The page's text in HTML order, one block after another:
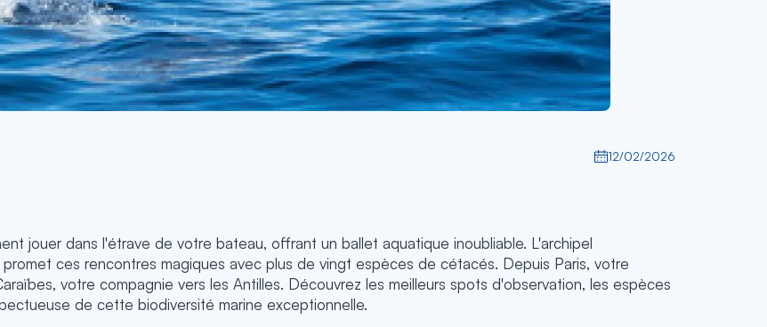
12/02/2026
jouer dans l'étrave de votre bateau, offrant un ballet aquatique inoubliable. L'archipel
ces rencontres magiques avec plus de vingt espèces de cétacés. Depuis Paris, votre
votre compagnie vers les Antilles. Découvrez les meilleurs spots d'observation, les espèces
de cette biodiversité marine exceptionnelle.